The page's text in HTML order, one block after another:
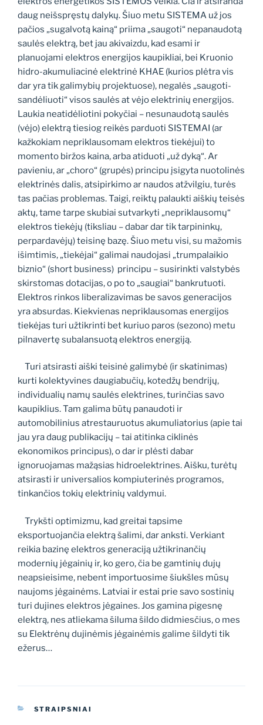
daug neišspręstų dalykų. Šiuo metu SISTEMA už jos
pačios „sugalvotą kainą“ priima „saugoti“ nepanaudotą
saulės elektrą, bet jau akivaizdu, kad esami ir
planuojami elektros energijos kaupikliai, bei Kruonio
hidro-akumuliacinė elektrinė KHAE (kurios plėtra vis
dar yra tik galimybių projektuose), negalės „saugoti-
sandėliuoti“ visos saulės at vėjo elektrinių energijos.
Laukia neatidėliotini pokyčiai – nesunaudotą saulės
(vėjo) elektrą tiesiog reikės parduoti SISTEMAI (ar
kažkokiam nepriklausomam elektros tiekėjui) to
momento biržos kaina, arba atiduoti „už dyką“. Ar
pavieniu, ar „choro“ (grupės) principu įsigyta nuotolinės
elektrinės dalis, atsipirkimo ar naudos atžvilgiu, turės
tas pačias problemas. Taigi, reiktų palaukti aiškių teisės
aktų, tame tarpe skubiai sutvarkyti „nepriklausomų“
elektros tiekėjų (tiksliau – dabar dar tik tarpininkų,
perpardavėjų) teisinę bazę. Šiuo metu visi, su mažomis
išimtimis, „tiekėjai“ galimai naudojasi „trumpalaikio
biznio“ (short business) principu – susirinkti valstybės
skirstomas dotacijas, o po to „saugiai“ bankrutuoti.
Elektros rinkos liberalizavimas be savos generacijos
yra absurdas. Kiekvienas nepriklausomas energijos
tiekėjas turi užtikrinti bet kuriuo paros (sezono) metu
pilnavertę subalansuotą elektros energiją.
Turi atsirasti aiški teisinė galimybė (ir skatinimas)
kurti kolektyvines daugiabučių, kotedžų bendrijų,
individualių namų saulės elektrines, turinčias savo
kaupiklius. Tam galima būtų panaudoti ir
automobilinius atrestauruotus akumuliatorius (apie tai
jau yra daug publikacijų – tai atitinka ciklinės
ekonomikos principus), o dar ir plėsti dabar
ignoruojamas mažąsias hidroelektrines. Aišku, turėtų
atsirasti ir universalios kompiuterinės programos,
tinkančios tokių elektrinių valdymui.
Trykšti optimizmu, kad greitai tapsime
eksportuojančia elektrą šalimi, dar anksti. Verkiant
reikia bazinę elektros generaciją užtikrinančių
modernių jėgainių ir, ko gero, čia be gamtinių dujų
neapsieisime, nebent importuosime šiukšles mūsų
naujoms jėgainėms. Latviai ir estai prie savo sostinių
turi dujines elektros jėgaines. Jos gamina pigesnę
elektrą, nes atliekama šiluma šildo didmiesčius, o mes
su Elektrėnų dujinėmis jėgainėmis galime šildyti tik
ežerus…
KATEGORIJOS
STRAIPSNIAI